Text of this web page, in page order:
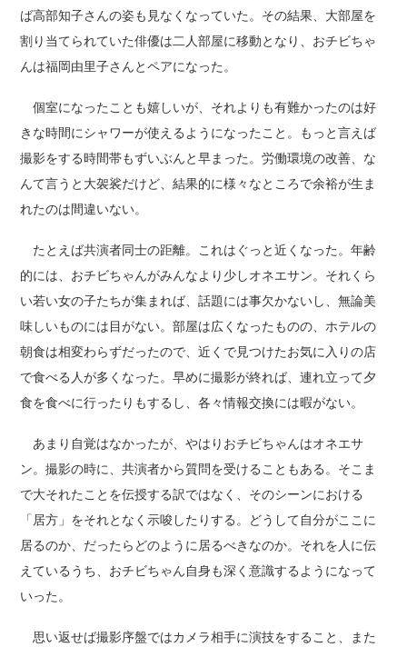
ば高部知子さんの姿も見なくなっていた。その結果、大部屋を
割り当てられていた俳優は二人部屋に移動となり、おチビちゃ
んは福岡由里子さんとペアになった。
個室になったことも嬉しいが、それよりも有難かったのは好
きな時間にシャワーが使えるようになったこと。もっと言えば
撮影をする時間帯もずいぶんと早まった。労働環境の改善、な
んて言うと大袈裟だけど、結果的に様々なところで余裕が生ま
れたのは間違いない。
たとえば共演者同士の距離。これはぐっと近くなった。年齢
的には、おチビちゃんがみんなより少しオネエサン。それくら
い若い女の子たちが集まれば、話題には事欠かないし、無論美
味しいものには目がない。部屋は広くなったものの、ホテルの
朝食は相変わらずだったので、近くで見つけたお気に入りの店
で食べる人が多くなった。早めに撮影が終れば、連れ立って夕
食を食べに行ったりもするし、各々情報交換には暇がない。
あまり自覚はなかったが、やはりおチビちゃんはオネエサ
ン。撮影の時に、共演者から質問を受けることもある。そこま
で大それたことを伝授する訳ではなく、そのシーンにおける
「居方」をそれとなく示唆したりする。どうして自分がここに
居るのか、だったらどのように居るべきなのか。それを人に伝
えているうち、おチビちゃん自身も深く意識するようになって
いった。
思い返せば撮影序盤ではカメラ相手に演技をすること、また